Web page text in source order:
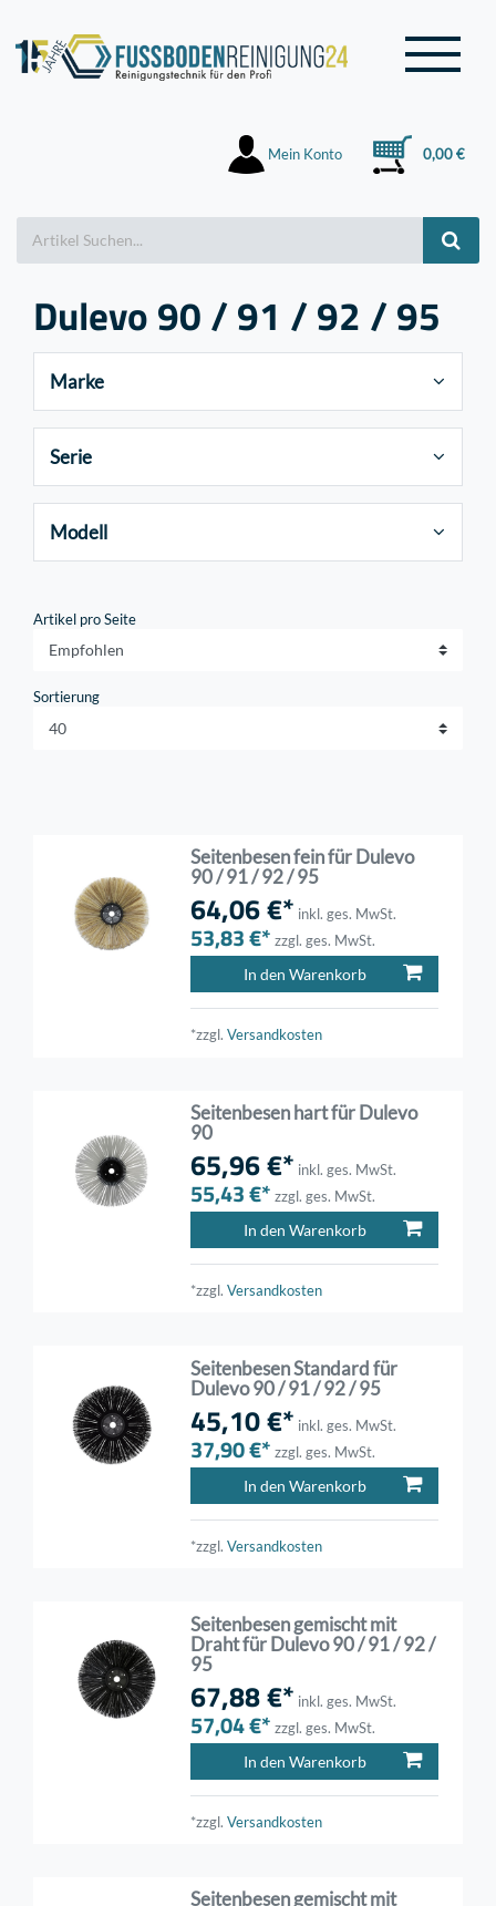
Mein Konto 0,00 €
Dulevo 90 / 91 / 92 / 95
Marke
Serie
Modell
Artikel pro Seite
Sortierung
Seitenbesen fein für Dulevo
90 / 91 / 92 / 95
64,06 €* inkl. ges. MwSt.
53,83 €* zzgl. ges. MwSt.
In den Warenkorb
*zzgl.Versandkosten
Seitenbesen hart für Dulevo
90
65,96 €* inkl. ges. MwSt.
55,43 €* zzgl. ges. MwSt.
In den Warenkorb
*zzgl.Versandkosten
Seitenbesen Standard für
Dulevo 90 / 91 / 92 / 95
45,10 €* inkl. ges. MwSt.
37,90 €* zzgl. ges. MwSt.
In den Warenkorb
*zzgl.Versandkosten
Seitenbesen gemischt mit
Draht für Dulevo 90 / 91 / 92 /
95
67,88 €* inkl. ges. MwSt.
57,04 €* zzgl. ges. MwSt.
In den Warenkorb
*zzgl.Versandkosten
Seitenbesen gemischt mit